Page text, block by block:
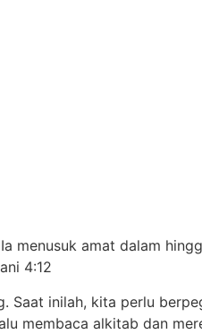
menusuk amat dalam
4:12
Saat inilah, kita perlu
membaca alkitab dan